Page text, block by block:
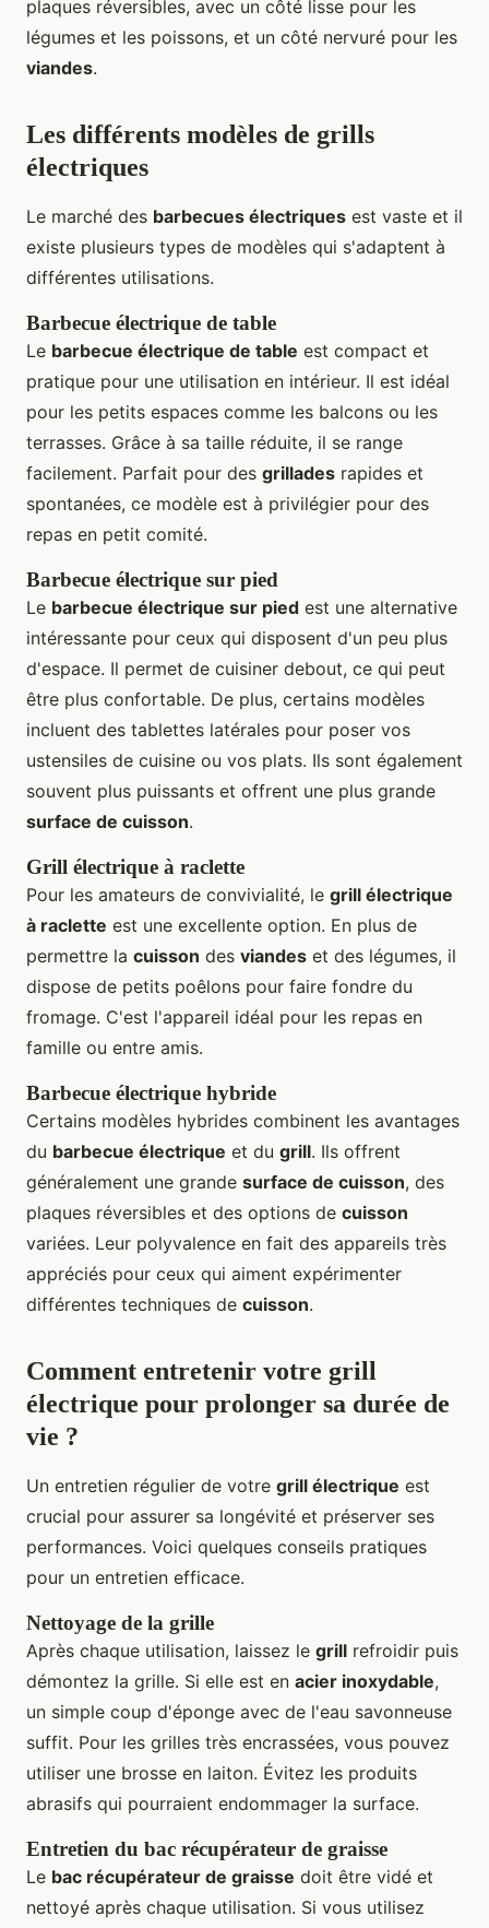
plaques réversibles, avec un côté lisse pour les
légumes et les poissons, et un côté nervuré pour les
viandes.
Les différents modèles de grills
électriques
Le marché des barbecues électriques est vaste et il
existe plusieurs types de modèles qui s'adaptent à
différentes utilisations.
Barbecue électrique de table
Le barbecue électrique de table est compact et
pratique pour une utilisation en intérieur. Il est idéal
pour les petits espaces comme les balcons ou les
terrasses. Grâce à sa taille réduite, il se range
facilement. Parfait pour des grillades rapides et
spontanées, ce modèle est à privilégier pour des
repas en petit comité.
Barbecue électrique sur pied
Le barbecue électrique sur pied est une alternative
intéressante pour ceux qui disposent d'un peu plus
d'espace. Il permet de cuisiner debout, ce qui peut
être plus confortable. De plus, certains modèles
incluent des tablettes latérales pour poser vos
ustensiles de cuisine ou vos plats. Ils sont également
souvent plus puissants et offrent une plus grande
surface de cuisson.
Grill électrique à raclette
Pour les amateurs de convivialité, le grill électrique
à raclette est une excellente option. En plus de
permettre la cuisson des viandes et des légumes, il
dispose de petits poêlons pour faire fondre du
fromage. C'est l'appareil idéal pour les repas en
famille ou entre amis.
Barbecue électrique hybride
Certains modèles hybrides combinent les avantages
du barbecue électrique et du grill. Ils offrent
généralement une grande surface de cuisson, des
plaques réversibles et des options de cuisson
variées. Leur polyvalence en fait des appareils très
appréciés pour ceux qui aiment expérimenter
différentes techniques de cuisson.
Comment entretenir votre grill
électrique pour prolonger sa durée de
vie ?
Un entretien régulier de votre grill électrique est
crucial pour assurer sa longévité et préserver ses
performances. Voici quelques conseils pratiques
pour un entretien efficace.
Nettoyage de la grille
Après chaque utilisation, laissez le grill refroidir puis
démontez la grille. Si elle est en acier inoxydable,
un simple coup d'éponge avec de l'eau savonneuse
suffit. Pour les grilles très encrassées, vous pouvez
utiliser une brosse en laiton. Évitez les produits
abrasifs qui pourraient endommager la surface.
Entretien du bac récupérateur de graisse
Le bac récupérateur de graisse doit être vidé et
nettoyé après chaque utilisation. Si vous utilisez